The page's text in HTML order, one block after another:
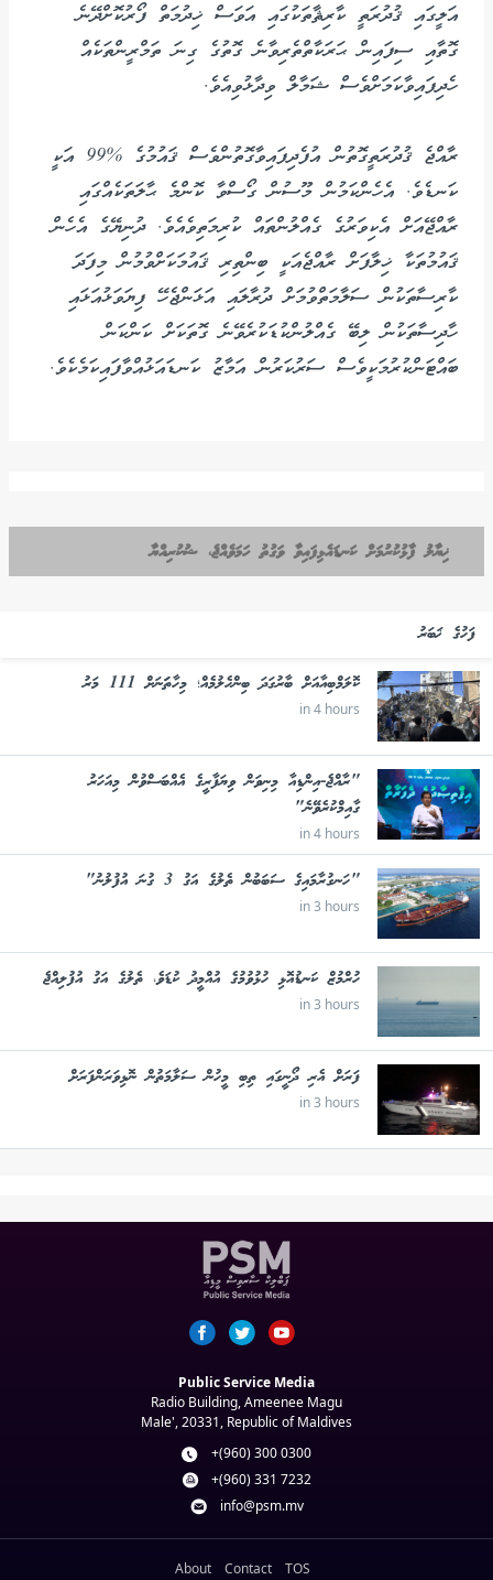
އަލީގައި ޤުދުރަތީ ކާރިޘާތަކުގައި އަވަސް ޚިދުމަތް ފޯރުކޮށްދޭނެ
ގޮތާއި ސިފައިން ޙަރަކާތްތެރިވާނެ ގޮތުގެ ގިނަ ތަމްރީންތަކެއް
ހެދިފައިވާކަމަށްވެސް ޝަމާލް ވިދާޅުވިއެވެ.
ރާއްޖެ ޤުދުރަތީގޮތުން އުފެދިފައިވާގޮތުންވެސް ޤައުމުގެ %99 އަކީ
ކަނޑެވެ. އެހެންކަމުން މޫސުން ގޯސްވާ ކޮންމެ ޙާލަތަކެއްގައި
ރާއްޖޭއަށް އެކިވަރުގެ ގެއްލުންތައް ކުރިމަތިވެއެވެ. ދުނިޔޭގެ އެހެން
ޤައުމުތަކާ ޚިލާފަށް ރާއްޖެއަކީ ބިންތިރި ޤައުމަކަށްވުމުން މިފަދަ
ކާރިސާތަކުން ސަލާމަތްވުމަށް ދުރާލައި އަޅަންޖެހޭ ފިޔަވަޅުއަޅައި
ހާދިސާތަކުން ލިބޭ ގެއްލުންކުޑަކުރެވޭނެ ގޮތަކަށް ކަންކަން
ބައްޓަންކުރުމަކީވެސް ސަރުކަރުން އަމާޒު ކަނޑައަޅުއްވާފައިކަމެކެވެ.
ޚިޔާލު ފާޅުކުރުމަށް ކަނޑައެޅިފައިވާ ވަގުތު ހަމަވެއްޖެ، ޝުކުރިއްޔާ
ފަހުގެ ޚަބަރު
ކޮލަމްބިއާއަށް ބާރުގަދަ ބިންހެލުމެއް؛ މިހާތަަނަށް 111 މަރު
in 4 hours
"ރާއްޖެ-އިންޑިއާ މިނިވަން ވިޔަފާރީގެ އެއްބަސްވުން މިއަހަރު
ގާއިމްކުރެވޭނެ"
in 4 hours
"ހަނގުރާމައިގެ ސަބަބުން ތެލުގެ އަގު 3 ގުނަ އުފުލުނު"
in 3 hours
ހުރްމުޒް ކަނޑުއޮޅި ހުޅުވުމުގެ އުއްމީދު ކުޑަވެ، ތެލުގެ އަގު އުފުލިއްޖެ
in 3 hours
ފަރަށް އެރި ދޯނީގައި ތިބި މީހުން ސަލާމަތުން ނޮޅިވަރަންފަރަށް
in 3 hours
Public Service Media
Radio Building, Ameenee Magu
Male', 20331, Republic of Maldives
+(960) 300 0300
+(960) 331 7232
info@psm.mv
About Contact TOS